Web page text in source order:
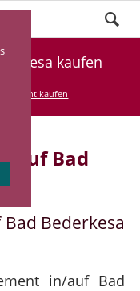
kaufen
kaufen
auf Bad
Bederkesa
in/auf Bad